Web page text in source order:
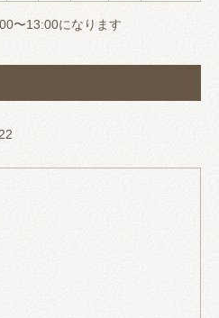
〜13:00になります